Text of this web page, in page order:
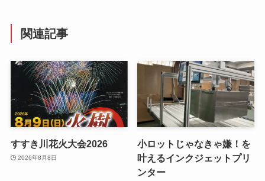
関連記事
すすき川花火大会2026
2026年8月8日
小ロットじゃなきゃ嫌！を
叶えるインクジェットプリ
ンター